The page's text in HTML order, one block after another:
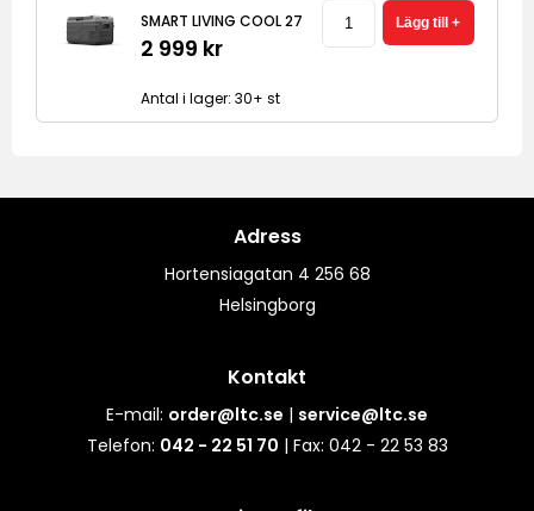
SMART LIVING COOL 27
2 999 kr
Antal i lager: 30+ st
Adress
Hortensiagatan 4 256 68
Helsingborg
Kontakt
E-mail: order@ltc.se | service@ltc.se
Telefon: 042 - 22 51 70 | Fax: 042 - 22 53 83